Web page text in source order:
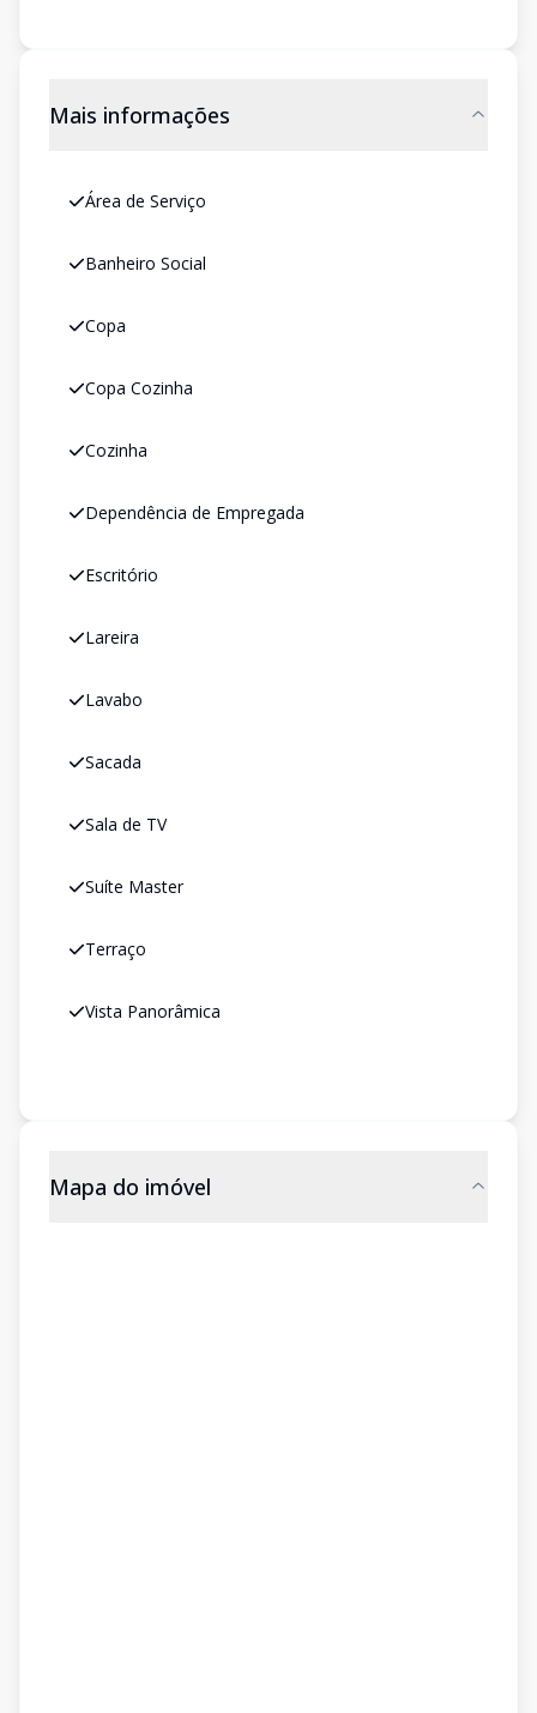
Mais informações
Área de Serviço
Banheiro Social
Copa
Copa Cozinha
Cozinha
Dependência de Empregada
Escritório
Lareira
Lavabo
Sacada
Sala de TV
Suíte Master
Terraço
Vista Panorâmica
Mapa do imóvel